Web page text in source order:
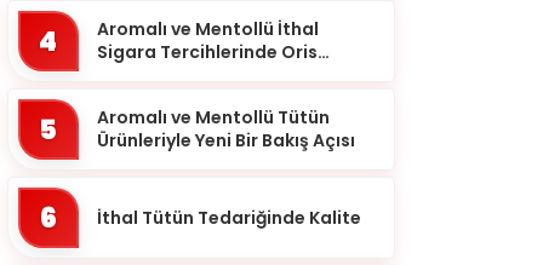
4
Aromalı ve Mentollü İthal
Sigara Tercihlerinde Oris
5
Aromalı ve Mentollü Tütün
Ürünleriyle Yeni Bir Bakış Açısı
6 İthal Tütün Tedariğinde Kalite
Balıkesir
Bartın
Batman
Bayburt
Bilecik
Bingöl